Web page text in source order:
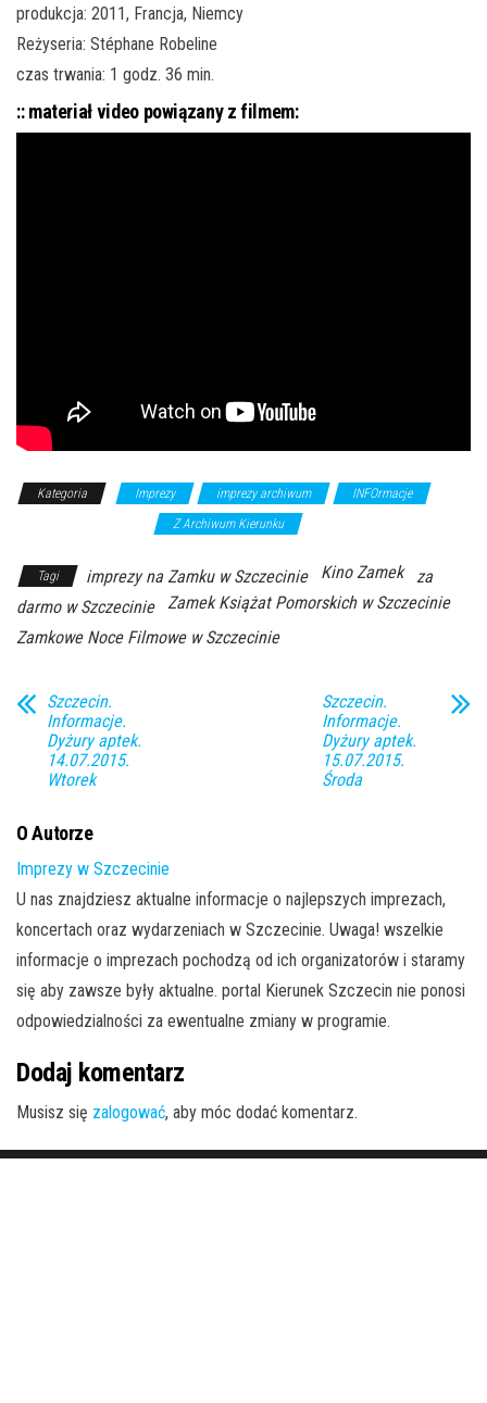
produkcja: 2011, Francja, Niemcy
Reżyseria: Stéphane Robeline
czas trwania: 1 godz. 36 min.
:: materiał video powiązany z filmem:
Kategoria Imprezy imprezy archiwum
INFOrmacje
Z Archiwum Kierunku
Tagi imprezy na Zamku w Szczecinie Kino Zamek
za
darmo w Szczecinie
Zamek Książat Pomorskich w Szczecinie
Zamkowe Noce Filmowe w Szczecinie
Szczecin.
Informacje.
Dyżury aptek.
14.07.2015.
Wtorek
Szczecin.
Informacje.
Dyżury aptek.
15.07.2015.
Środa
O Autorze
Imprezy w Szczecinie
U nas znajdziesz aktualne informacje o najlepszych imprezach,
koncertach oraz wydarzeniach w Szczecinie. Uwaga! wszelkie
informacje o imprezach pochodzą od ich organizatorów i staramy
się aby zawsze były aktualne. portal Kierunek Szczecin nie ponosi
odpowiedzialności za ewentualne zmiany w programie.
Dodaj komentarz
Musisz się zalogować, aby móc dodać komentarz.